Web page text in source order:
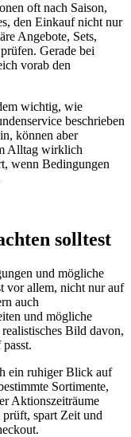
oft nach Saison,
den Einkauf nicht nur
Angebote, Sets,
Gerade bei
vorab den
wichtig, wie
beschrieben
können aber
Alltag wirklich
wenn Bedingungen
solltest
und mögliche
vor allem, nicht nur auf
auch
und mögliche
Bild davon,
ein ruhiger Blick auf
Sortimente,
Aktionszeiträume
spart Zeit und